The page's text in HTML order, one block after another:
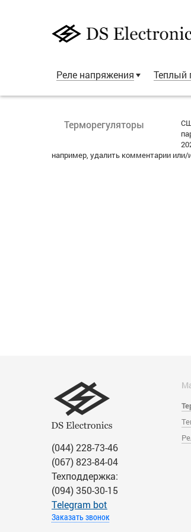
Реле напряжения Теплый
Терморегуляторы
например, удалить комментарии или/
(044) 228-73-46
(067) 823-84-04
Техподдержка:
(094) 350-30-15
Тelegram bot
Заказать звонок